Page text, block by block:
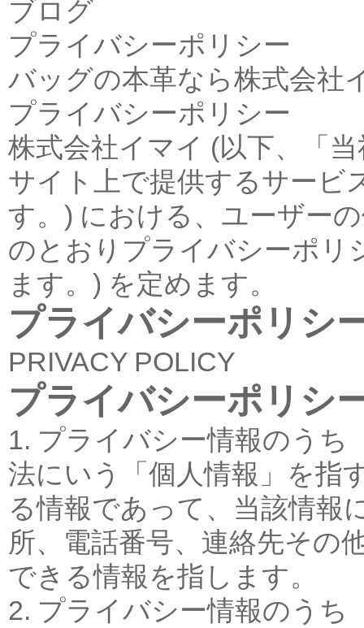
ブログ
プライバシーポリシー
バッグの本革なら株式会社
プライバシーポリシー
株式会社イマイ (以下、「
サイト上で提供するサービ
す。) における、ユーザー
のとおりプライバシーポリ
ます。) を定めます。
プライバシーポリシ
PRIVACY POLICY
プライバシーポリシ
1. プライバシー情報のうち
法にいう「個人情報」を指
る情報であって、当該情報
所、電話番号、連絡先その
できる情報を指します。
2. プライバシー情報のうち